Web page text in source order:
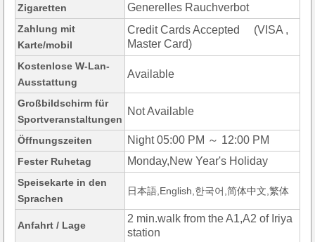
Zigaretten Generelles Rauchverbot
Zahlung mit
Karte/mobil
Credit Cards Accepted (VISA ,
Master Card)
Kostenlose W-Lan-
Ausstattung
Available
Großbildschirm für
Sportveranstaltungen
Not Available
Öffnungszeiten Night 05:00 PM ～ 12:00 PM
Fester Ruhetag Monday,New Year's Holiday
Speisekarte in den
Sprachen
日本語,English,한국어,简体中文,繁体
Anfahrt / Lage
2 min.walk from the A1,A2 of Iriya
station